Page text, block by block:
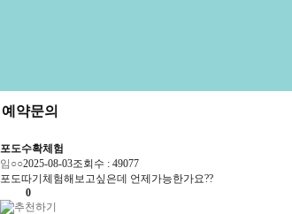
예약문의
포도수확체험
임○○2025-08-03조회수 : 49077
포도따기체험해보고싶은데 언제가능한가요??
0